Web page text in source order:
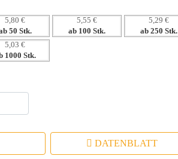
5,80 €
50 Stk.
5,55 €
ab 100 Stk.
5,29 €
ab 250 Stk.
5,03 €
1000 Stk.
DATENBLATT